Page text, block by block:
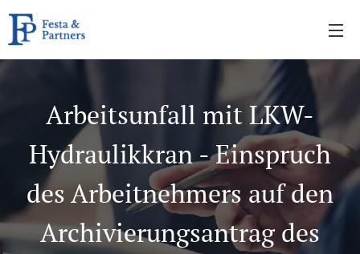
Arbeitsunfall mit LKW-
Hydraulikkran - Einspruch
des Arbeitnehmers auf den
Archivierungsantrag des